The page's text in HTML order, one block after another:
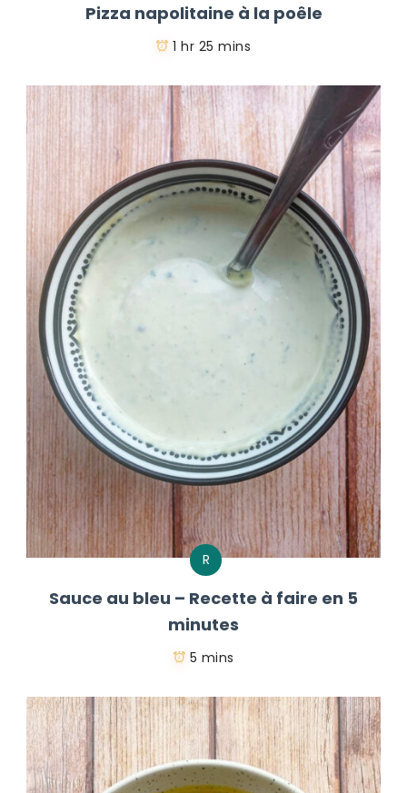
Pizza napolitaine à la poêle
1 hr 25 mins
R
Sauce au bleu – Recette à faire en 5
minutes
5 mins